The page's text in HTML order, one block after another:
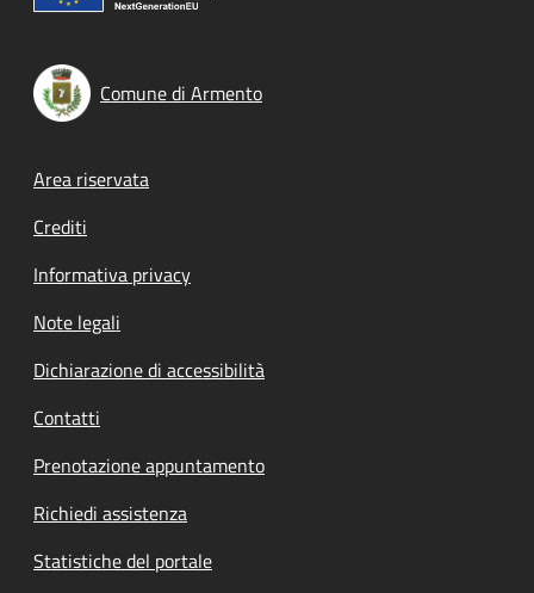
Comune di Armento
Footer menu
Area riservata
Crediti
Informativa privacy
Note legali
Dichiarazione di accessibilità
Contatti
Prenotazione appuntamento
Richiedi assistenza
Statistiche del portale